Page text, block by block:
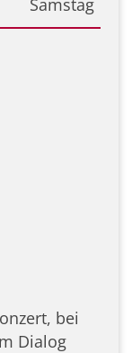
Samstag
bei
Dialog